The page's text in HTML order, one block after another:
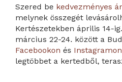
Szered be kedvezményes
melynek összegét
Kertészetekben április 14-
március 22-24. között a
Facebookon és
legtöbbet a kertedből,